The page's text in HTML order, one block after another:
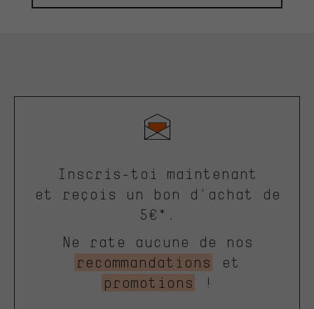
Inscris-toi maintenant
et reçois un bon d'achat de
5€*.
Ne rate aucune de nos
recommandations
et
promotions
!